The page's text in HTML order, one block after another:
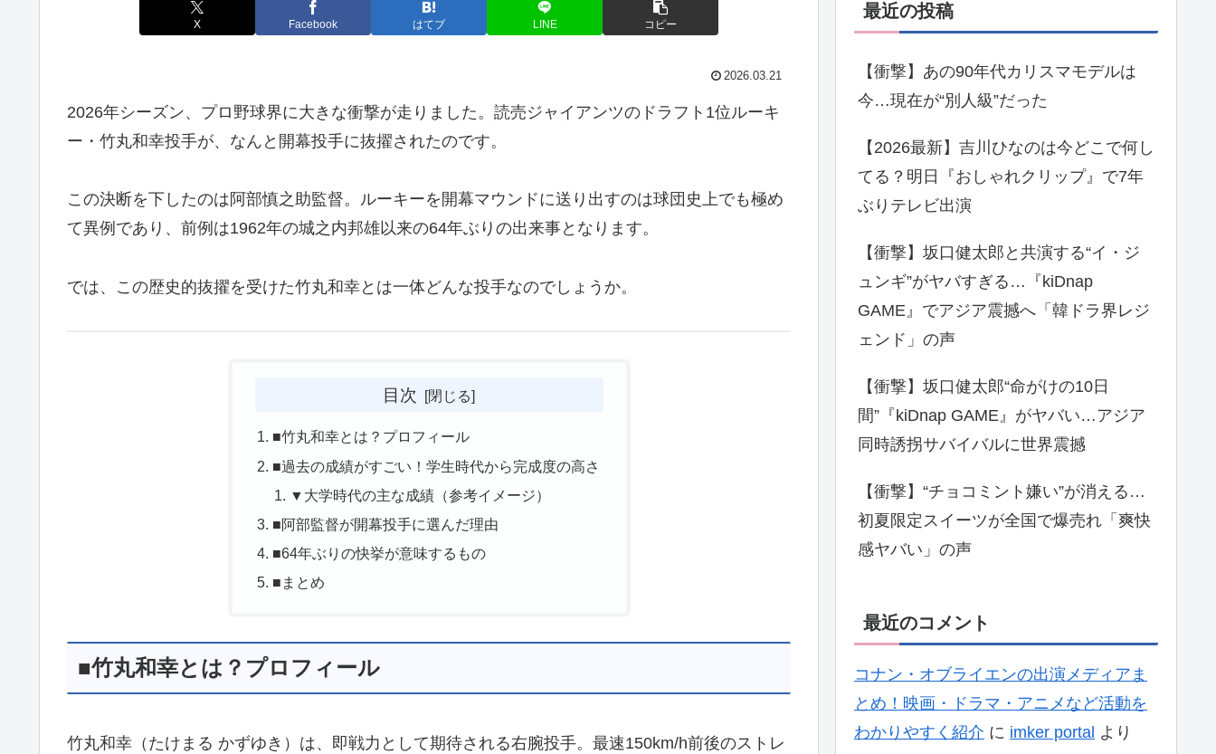
X Facebook はてブ LINE コピー
2026.03.21
2026年シーズン、プロ野球界に大きな衝撃が走りました。読売ジャイアンツのドラフト1位ルーキ
ー・竹丸和幸投手が、なんと開幕投手に抜擢されたのです。
この決断を下したのは阿部慎之助監督。ルーキーを開幕マウンドに送り出すのは球団史上でも極め
て異例であり、前例は1962年の城之内邦雄以来の64年ぶりの出来事となります。
では、この歴史的抜擢を受けた竹丸和幸とは一体どんな投手なのでしょうか。
目次
■竹丸和幸とは？プロフィール
■過去の成績がすごい！学生時代から完成度の高さ
▼大学時代の主な成績（参考イメージ）
■阿部監督が開幕投手に選んだ理由
■64年ぶりの快挙が意味するもの
■まとめ
■竹丸和幸とは？プロフィール
竹丸和幸（たけまる かずゆき）は、即戦力として期待される右腕投手。最速150km/h前後のストレ
最近の投稿
【衝撃】あの90年代カリスマモデルは
今…現在が“別人級”だった
【2026最新】吉川ひなのは今どこで何し
てる？明日『おしゃれクリップ』で7年
ぶりテレビ出演
【衝撃】坂口健太郎と共演する“イ・ジ
ュンギ”がヤバすぎる…『kiDnap
GAME』でアジア震撼へ「韓ドラ界レジ
ェンド」の声
【衝撃】坂口健太郎“命がけの10日
間”『kiDnap GAME』がヤバい…アジア
同時誘拐サバイバルに世界震撼
【衝撃】“チョコミント嫌い”が消える…
初夏限定スイーツが全国で爆売れ「爽快
感ヤバい」の声
最近のコメント
コナン・オブライエンの出演メディアま
とめ！映画・ドラマ・アニメなど活動を
わかりやすく紹介 に imker portal より